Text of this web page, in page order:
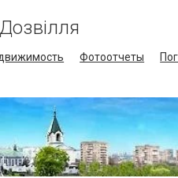
Дозвілля
Фотоотчеты